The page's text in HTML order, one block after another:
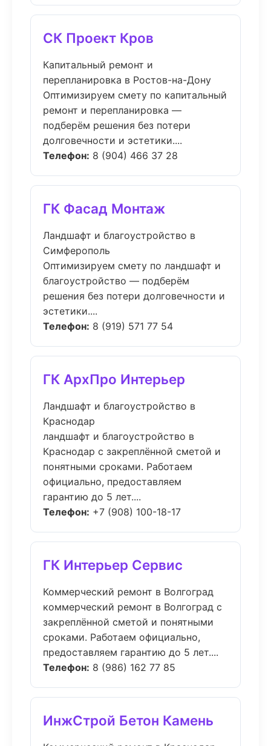
СК Проект Кров
Капитальный ремонт и
перепланировка в Ростов-на-Дону
Оптимизируем смету по капитальный
ремонт и перепланировка —
подберём решения без потери
долговечности и эстетики....
Телефон: 8 (904) 466 37 28
ГК Фасад Монтаж
Ландшафт и благоустройство в
Симферополь
Оптимизируем смету по ландшафт и
благоустройство — подберём
решения без потери долговечности и
эстетики....
Телефон: 8 (919) 571 77 54
ГК АрхПро Интерьер
Ландшафт и благоустройство в
Краснодар
ландшафт и благоустройство в
Краснодар с закреплённой сметой и
понятными сроками. Работаем
официально, предоставляем
гарантию до 5 лет....
Телефон: +7 (908) 100-18-17
ГК Интерьер Сервис
Коммерческий ремонт в Волгоград
коммерческий ремонт в Волгоград с
закреплённой сметой и понятными
сроками. Работаем официально,
предоставляем гарантию до 5 лет....
Телефон: 8 (986) 162 77 85
ИнжСтрой Бетон Камень